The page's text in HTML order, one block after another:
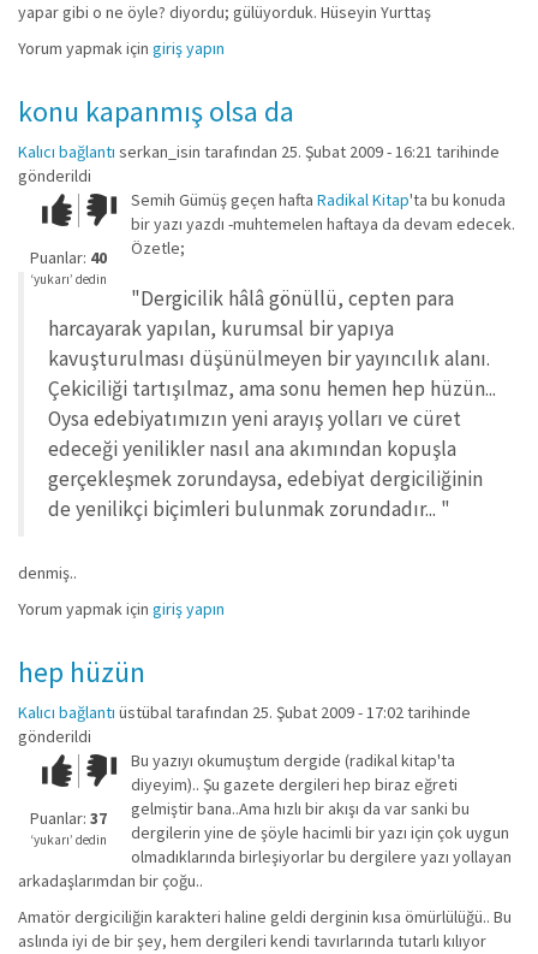
yapar gibi o ne öyle? diyordu; gülüyorduk. Hüseyin Yurttaş
Yorum yapmak için giriş yapın
konu kapanmış olsa da
Kalıcı bağlantı serkan_isin tarafından 25. Şubat 2009 - 16:21 tarihinde
gönderildi
Çok iyi!O
kadar
iyi
değil!
Puanlar: 40
‘yukarı’ dedin
Semih Gümüş geçen hafta Radikal Kitap'ta bu konuda
bir yazı yazdı -muhtemelen haftaya da devam edecek.
Özetle;
"Dergicilik hâlâ gönüllü, cepten para
harcayarak yapılan, kurumsal bir yapıya
kavuşturulması düşünülmeyen bir yayıncılık alanı.
Çekiciliği tartışılmaz, ama sonu hemen hep hüzün...
Oysa edebiyatımızın yeni arayış yolları ve cüret
edeceği yenilikler nasıl ana akımından kopuşla
gerçekleşmek zorundaysa, edebiyat dergiciliğinin
de yenilikçi biçimleri bulunmak zorundadır... "
denmiş..
Yorum yapmak için giriş yapın
hep hüzün
Kalıcı bağlantı üstübaltarafından 25. Şubat 2009 - 17:02 tarihinde
gönderildi
Çok iyi!O
kadar
iyi
değil!
Puanlar: 37
‘yukarı’ dedin
Bu yazıyı okumuştum dergide (radikal kitap'ta
diyeyim).. Şu gazete dergileri hep biraz eğreti
gelmiştir bana..Ama hızlı bir akışı da var sanki bu
dergilerin yine de şöyle hacimli bir yazı için çok uygun
olmadıklarında birleşiyorlar bu dergilere yazı yollayan
arkadaşlarımdan bir çoğu..
Amatör dergiciliğin karakteri haline geldi derginin kısa ömürlülüğü.. Bu
aslında iyi de bir şey, hem dergileri kendi tavırlarında tutarlı kılıyor